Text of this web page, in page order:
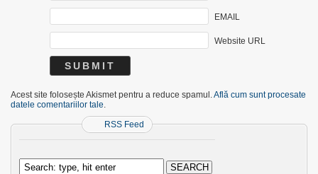
EMAIL
Website URL
Acest site folosește Akismet pentru a reduce spamul.Află cum sunt procesate
datele comentariilor tale.
RSS Feed